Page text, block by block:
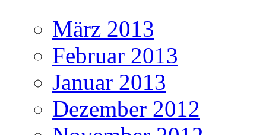
März 2013
Februar 2013
Januar 2013
Dezember 2012